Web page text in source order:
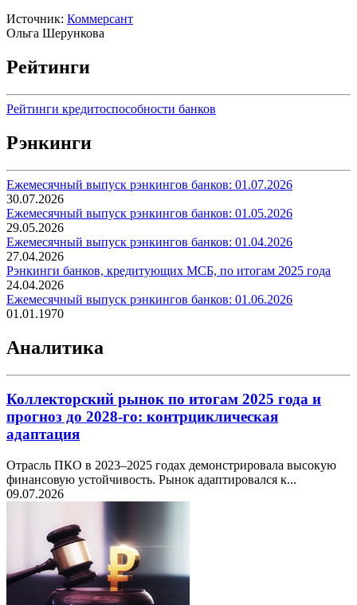
Источник: Коммерсант
Ольга Шерункова
Рейтинги
Рейтинги кредитоспособности банков
Рэнкинги
Ежемесячный выпуск рэнкингов банков: 01.07.2026
30.07.2026
Ежемесячный выпуск рэнкингов банков: 01.05.2026
29.05.2026
Ежемесячный выпуск рэнкингов банков: 01.04.2026
27.04.2026
Рэнкинги банков, кредитующих МСБ, по итогам 2025 года
24.04.2026
Ежемесячный выпуск рэнкингов банков: 01.06.2026
01.01.1970
Аналитика
Коллекторский рынок по итогам 2025 года и
прогноз до 2028-го: контрциклическая
адаптация
Отрасль ПКО в 2023–2025 годах демонстрировала высокую
финансовую устойчивость. Рынок адаптировался к...
09.07.2026